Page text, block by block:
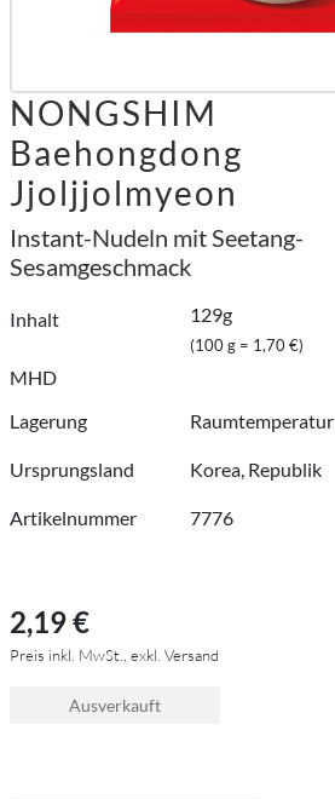
NONGSHIM
Baehongdong
Jjoljjolmyeon
Instant-Nudeln mit Seetang-
Sesamgeschmack
Inhalt 129g
(100 g = 1,70 €)
MHD
Lagerung
Raumtemperatur
Ursprungsland Korea, Republik
Artikelnummer 7776
2,19 €
Preis inkl. MwSt., exkl. Versand
Ausverkauft